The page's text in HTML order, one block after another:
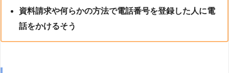
資料請求や何らかの方法で電話番号を登録した人に電
話をかけるそう